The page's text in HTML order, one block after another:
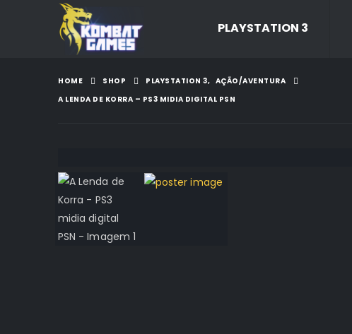
PLAYSTATION 3
HOME SHOP PLAYSTATION 3, AÇÃO/AVENTURA
A LENDA DE KORRA – PS3 MIDIA DIGITAL PSN